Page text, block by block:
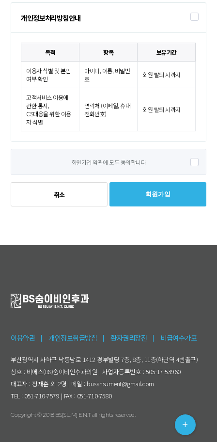
개인정보처리방침안내
목적 항목 보유기간
이용자 식별 및 본인
여부 확인
아이디, 이름, 비밀번
호
회원 탈퇴 시까지
고객서비스 이용에
관한 통지,
CS대응을 위한 이용
자 식별
연락처 (이메일, 휴대
전화번호)
회원 탈퇴 시까지
회원가입 약관에 모두 동의합니다
취소 회원가입
이용약관 개인정보취급방침 환자권리장전 비급여수가표
부산광역시 사하구 낙동남로 1412 경부빌딩 7층, 8층, 11층(하단역 4번출구)
상호 : 비에스(BS)숨이비인후과의원 | 사업자등록번호 : 505-17-53960
대표자 : 정재훈 외 2명 | 메일 : busansument@gmail.com
TEL : 051-710-7579 | FAX : 051-710-7580
Copyright © 2018 BS[SU:M] E.N.T all rights reserved.